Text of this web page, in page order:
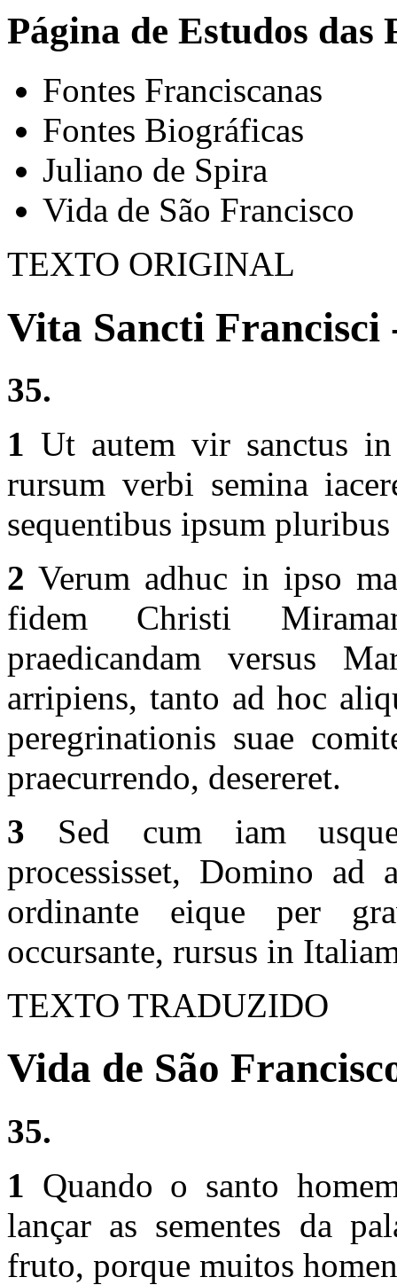
Página de Estudos das
Fontes Franciscanas
Fontes Biográficas
Juliano de Spira
Vida de São Francisco
TEXTO ORIGINAL
Vita Sancti Francisci
35.
1 Ut autem vir sanctus
rursum verbi semina
sequentibus ipsum
2 Verum adhuc in ipso
fidem Christi
praedicandam versus
arripiens, tanto ad hoc
peregrinationis suae
praecurrendo, desereret.
3 Sed cum iam
processisset, Domino ad
ordinante eique per
occursante, rursus in
TEXTO TRADUZIDO
Vida de São
35.
1 Quando o santo
lançar as sementes da
fruto, porque muitos